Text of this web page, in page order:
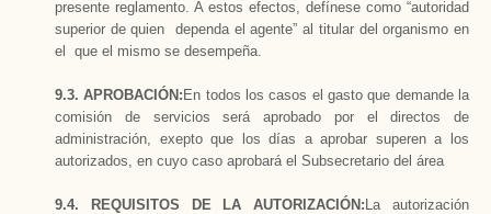
presente reglamento. A estos efectos, defínese como “autoridad
superior de quien dependa el agente” al titular del organismo en
el que el mismo se desempeña.
9.3. APROBACIÓN: En todos los casos el gasto que demande la
comisión de servicios será aprobado por el directos de
administración, exepto que los días a aprobar superen a los
autorizados, en cuyo caso aprobará el Subsecretario del área
9.4. REQUISITOS DE LA AUTORIZACIÓN: La autorización